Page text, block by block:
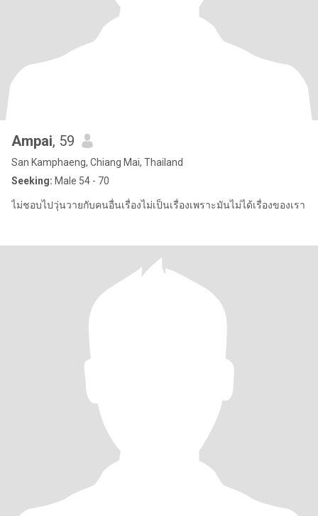
Ampai, 59
San Kamphaeng, Chiang Mai, Thailand
Seeking: Male 54 - 70
ไม่ชอบไปวุ่นวายกับคนอื่นเรื่องไม่เป็นเรื่องเพราะมันไม่ได้เรื่องของเรา